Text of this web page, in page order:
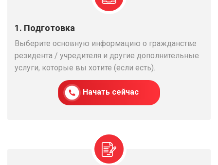
1. Подготовка
Выберите основную информацию о гражданстве
резидента / учредителя и другие дополнительные
услуги, которые вы хотите (если есть).
Начать сейчас